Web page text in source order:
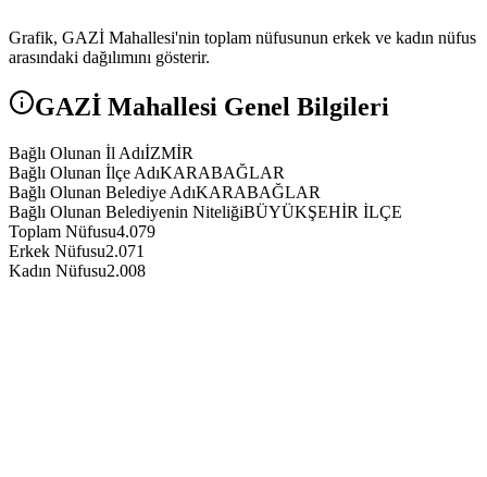
Grafik, GAZİ Mahallesi'nin toplam nüfusunun erkek ve kadın nüfus
arasındaki dağılımını gösterir.
GAZİ Mahallesi Genel Bilgileri
Bağlı Olunan İl AdıİZMİR
Bağlı Olunan İlçe AdıKARABAĞLAR
Bağlı Olunan Belediye AdıKARABAĞLAR
Bağlı Olunan Belediyenin NiteliğiBÜYÜKŞEHİR İLÇE
Toplam Nüfusu4.079
Erkek Nüfusu2.071
Kadın Nüfusu2.008